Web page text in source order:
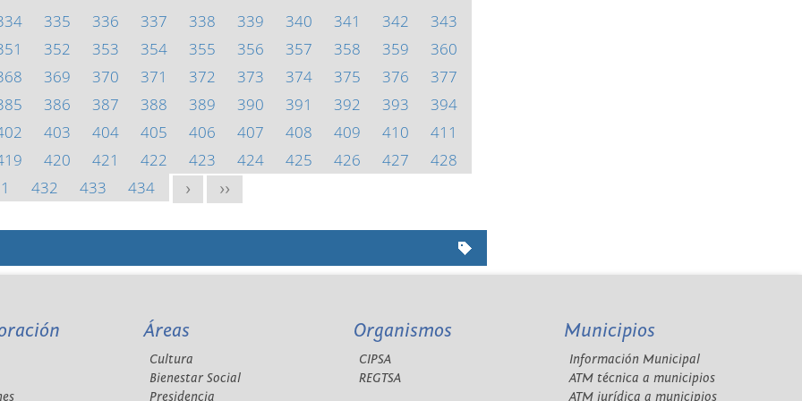
335 336 337 338 339 340 341 342
343
352 353 354 355 356 357 358 359
360
369 370 371 372 373 374 375 376
377
386 387 388 389 390 391 392 393
394
403 404 405 406 407 408 409 410
411
420 421 422 423 424 425 426 427
428
432 433 434 > >>
Áreas
Cultura
Bienestar Social
Presidencia
Organismos
CIPSA
REGTSA
Municipios
Información Municipal
ATM técnica a municipios
ATM jurídica a municipios